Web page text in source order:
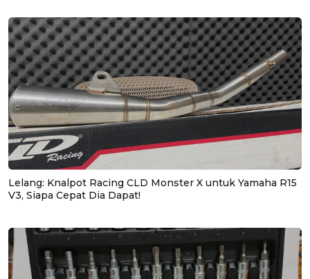
Lelang: Knalpot Racing CLD Monster X untuk Yamaha R15
V3, Siapa Cepat Dia Dapat!